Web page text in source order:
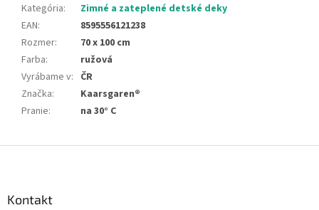
Kategória:
Zimné a zateplené detské deky
EAN:
8595556121238
Rozmer:
70 x 100 cm
Farba:
ružová
Vyrábame v: ČR
Značka:
Kaarsgaren®
Pranie: na 30° C
Kontakt